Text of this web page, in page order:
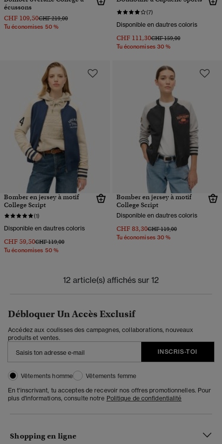
écussons
CHF 109,50Prix réduit de
CHF 219,00à
Tu économises 50 %
(7)
Disponible en dautres coloris
CHF 111,30Prix réduit de
CHF 159,00à
Tu économises 30 %
Bomber en jersey à motif
College Script
(1)
Disponible en dautres coloris
CHF 59,50Prix réduit de
CHF 119,00à
Tu économises 50 %
Bomber en jersey à motif
College Script
Disponible en dautres coloris
CHF 83,30Prix réduit de
CHF 119,00à
Tu économises 30 %
12 article(s) affichés sur 12
Débloquer Un Accès Exclusif
Accédez aux coulisses des campagnes, collaborations, nouveaux
produits et ventes.
INSCRIS-TOI
Vêtements homme
Vêtements femme
En t'inscrivant, tu acceptes de recevoir nos offres promotionnelles. Pour
plus d'informations, consulte notre Politique de confidentialité
Shopping en ligne